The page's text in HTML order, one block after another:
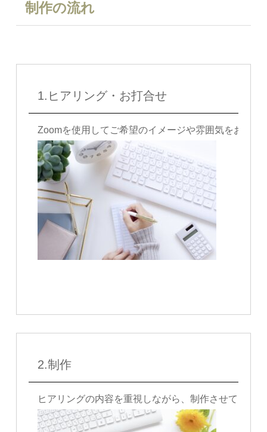
制作の流れ
1.ヒアリング・お打合せ
Zoomを使用してご希望のイメージや雰囲気をお伺
2.制作
ヒアリングの内容を重視しながら、制作させていた